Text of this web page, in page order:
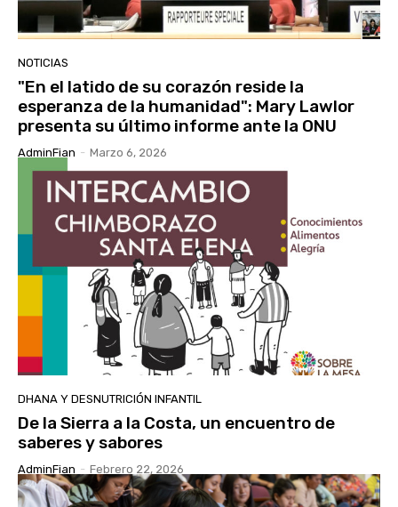
NOTICIAS
"En el latido de su corazón reside la
esperanza de la humanidad": Mary Lawlor
presenta su último informe ante la ONU
AdminFian - Marzo 6, 2026
DHANA Y DESNUTRICIÓN INFANTIL
De la Sierra a la Costa, un encuentro de
saberes y sabores
AdminFian - Febrero 22, 2026